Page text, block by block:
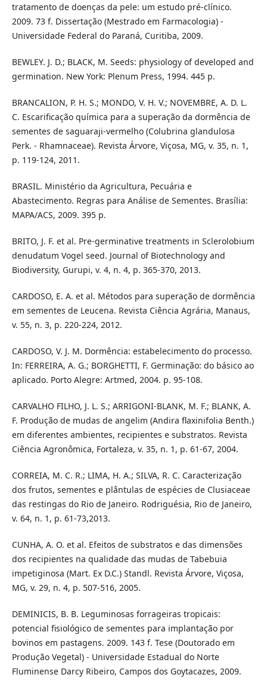
tratamento de doenças da pele: um estudo pré-clínico.
2009. 73 f. Dissertação (Mestrado em Farmacologia) -
Universidade Federal do Paraná, Curitiba, 2009.
BEWLEY. J. D.; BLACK, M. Seeds: physiology of developed and
germination. New York: Plenum Press, 1994. 445 p.
BRANCALION, P. H. S.; MONDO, V. H. V.; NOVEMBRE, A. D. L.
C. Escarificação química para a superação da dormência de
sementes de saguaraji-vermelho (Colubrina glandulosa
Perk. - Rhamnaceae). Revista Árvore, Viçosa, MG, v. 35, n. 1,
p. 119-124, 2011.
BRASIL. Ministério da Agricultura, Pecuária e
Abastecimento. Regras para Análise de Sementes. Brasília:
MAPA/ACS, 2009. 395 p.
BRITO, J. F. et al. Pre-germinative treatments in Sclerolobium
denudatum Vogel seed. Journal of Biotechnology and
Biodiversity, Gurupi, v. 4, n. 4, p. 365-370, 2013.
CARDOSO, E. A. et al. Métodos para superação de dormência
em sementes de Leucena. Revista Ciência Agrária, Manaus,
v. 55, n. 3, p. 220-224, 2012.
CARDOSO, V. J. M. Dormência: estabelecimento do processo.
In: FERREIRA, A. G.; BORGHETTI, F. Germinação: do básico ao
aplicado. Porto Alegre: Artmed, 2004. p. 95-108.
CARVALHO FILHO, J. L. S.; ARRIGONI-BLANK, M. F.; BLANK, A.
F. Produção de mudas de angelim (Andira flaxinifolia Benth.)
em diferentes ambientes, recipientes e substratos. Revista
Ciência Agronômica, Fortaleza, v. 35, n. 1, p. 61-67, 2004.
CORREIA, M. C. R.; LIMA, H. A.; SILVA, R. C. Caracterização
dos frutos, sementes e plântulas de espécies de Clusiaceae
das restingas do Rio de Janeiro. Rodriguésia, Rio de Janeiro,
v. 64, n. 1, p. 61-73,2013.
CUNHA, A. O. et al. Efeitos de substratos e das dimensões
dos recipientes na qualidade das mudas de Tabebuia
impetiginosa (Mart. Ex D.C.) Standl. Revista Árvore, Viçosa,
MG, v. 29, n. 4, p. 507-516, 2005.
DEMINICIS, B. B. Leguminosas forrageiras tropicais:
potencial fisiológico de sementes para implantação por
bovinos em pastagens. 2009. 143 f. Tese (Doutorado em
Produção Vegetal) - Universidade Estadual do Norte
Fluminense Darcy Ribeiro, Campos dos Goytacazes, 2009.